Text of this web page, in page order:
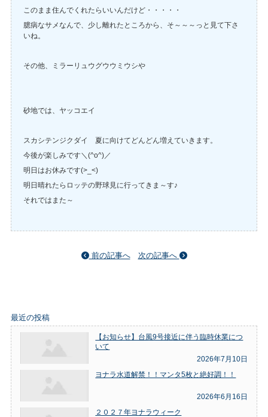
このまま住んでくれたらいいんだけど・・・・・
臆病なサメなんで、少し離れたところから、そ～～～っと見て下さ
いね。
その他、ミラーリュウグウウミウシや
砂地では、ヤッコエイ
スカシテンジクダイ 夏に向けてどんどん増えていきます。
今後が楽しみです＼(^o^)／
明日はお休みです(>_<)
明日晴れたらロッテの野球見に行ってきま～す♪
それではまた～
前の記事へ 次の記事へ
最近の投稿
【お知らせ】台風9号接近に伴う臨時休業につ
いて
2026年7月10日
ヨナラ水道解禁！！マンタ5枚と絶好調！！
2026年6月16日
２０２７年ヨナラウィーク